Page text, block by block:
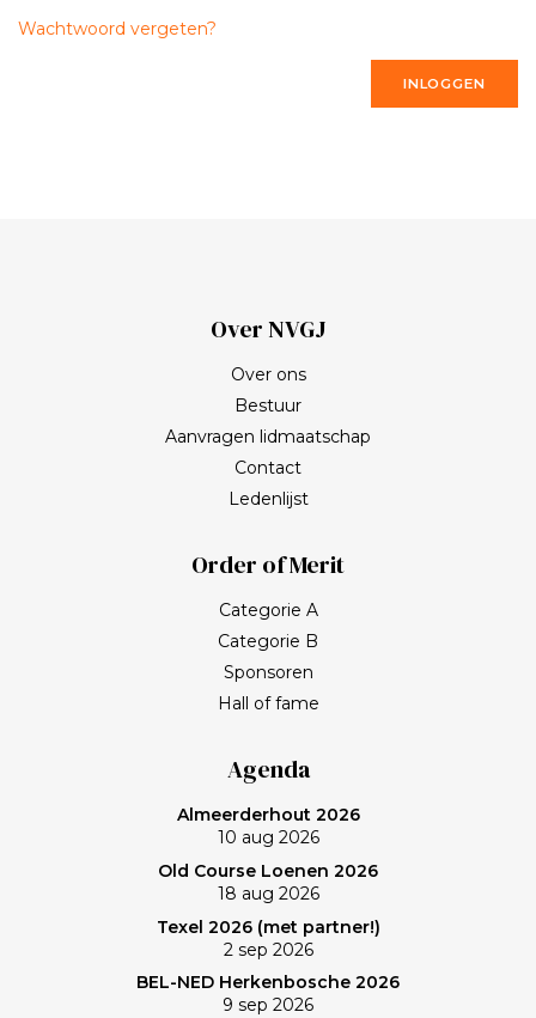
Wachtwoord vergeten?
INLOGGEN
Over NVGJ
Over ons
Bestuur
Aanvragen lidmaatschap
Contact
Ledenlijst
Order of Merit
Categorie A
Categorie B
Sponsoren
Hall of fame
Agenda
Almeerderhout 2026
10 aug 2026
Old Course Loenen 2026
18 aug 2026
Texel 2026 (met partner!)
2 sep 2026
BEL-NED Herkenbosche 2026
9 sep 2026